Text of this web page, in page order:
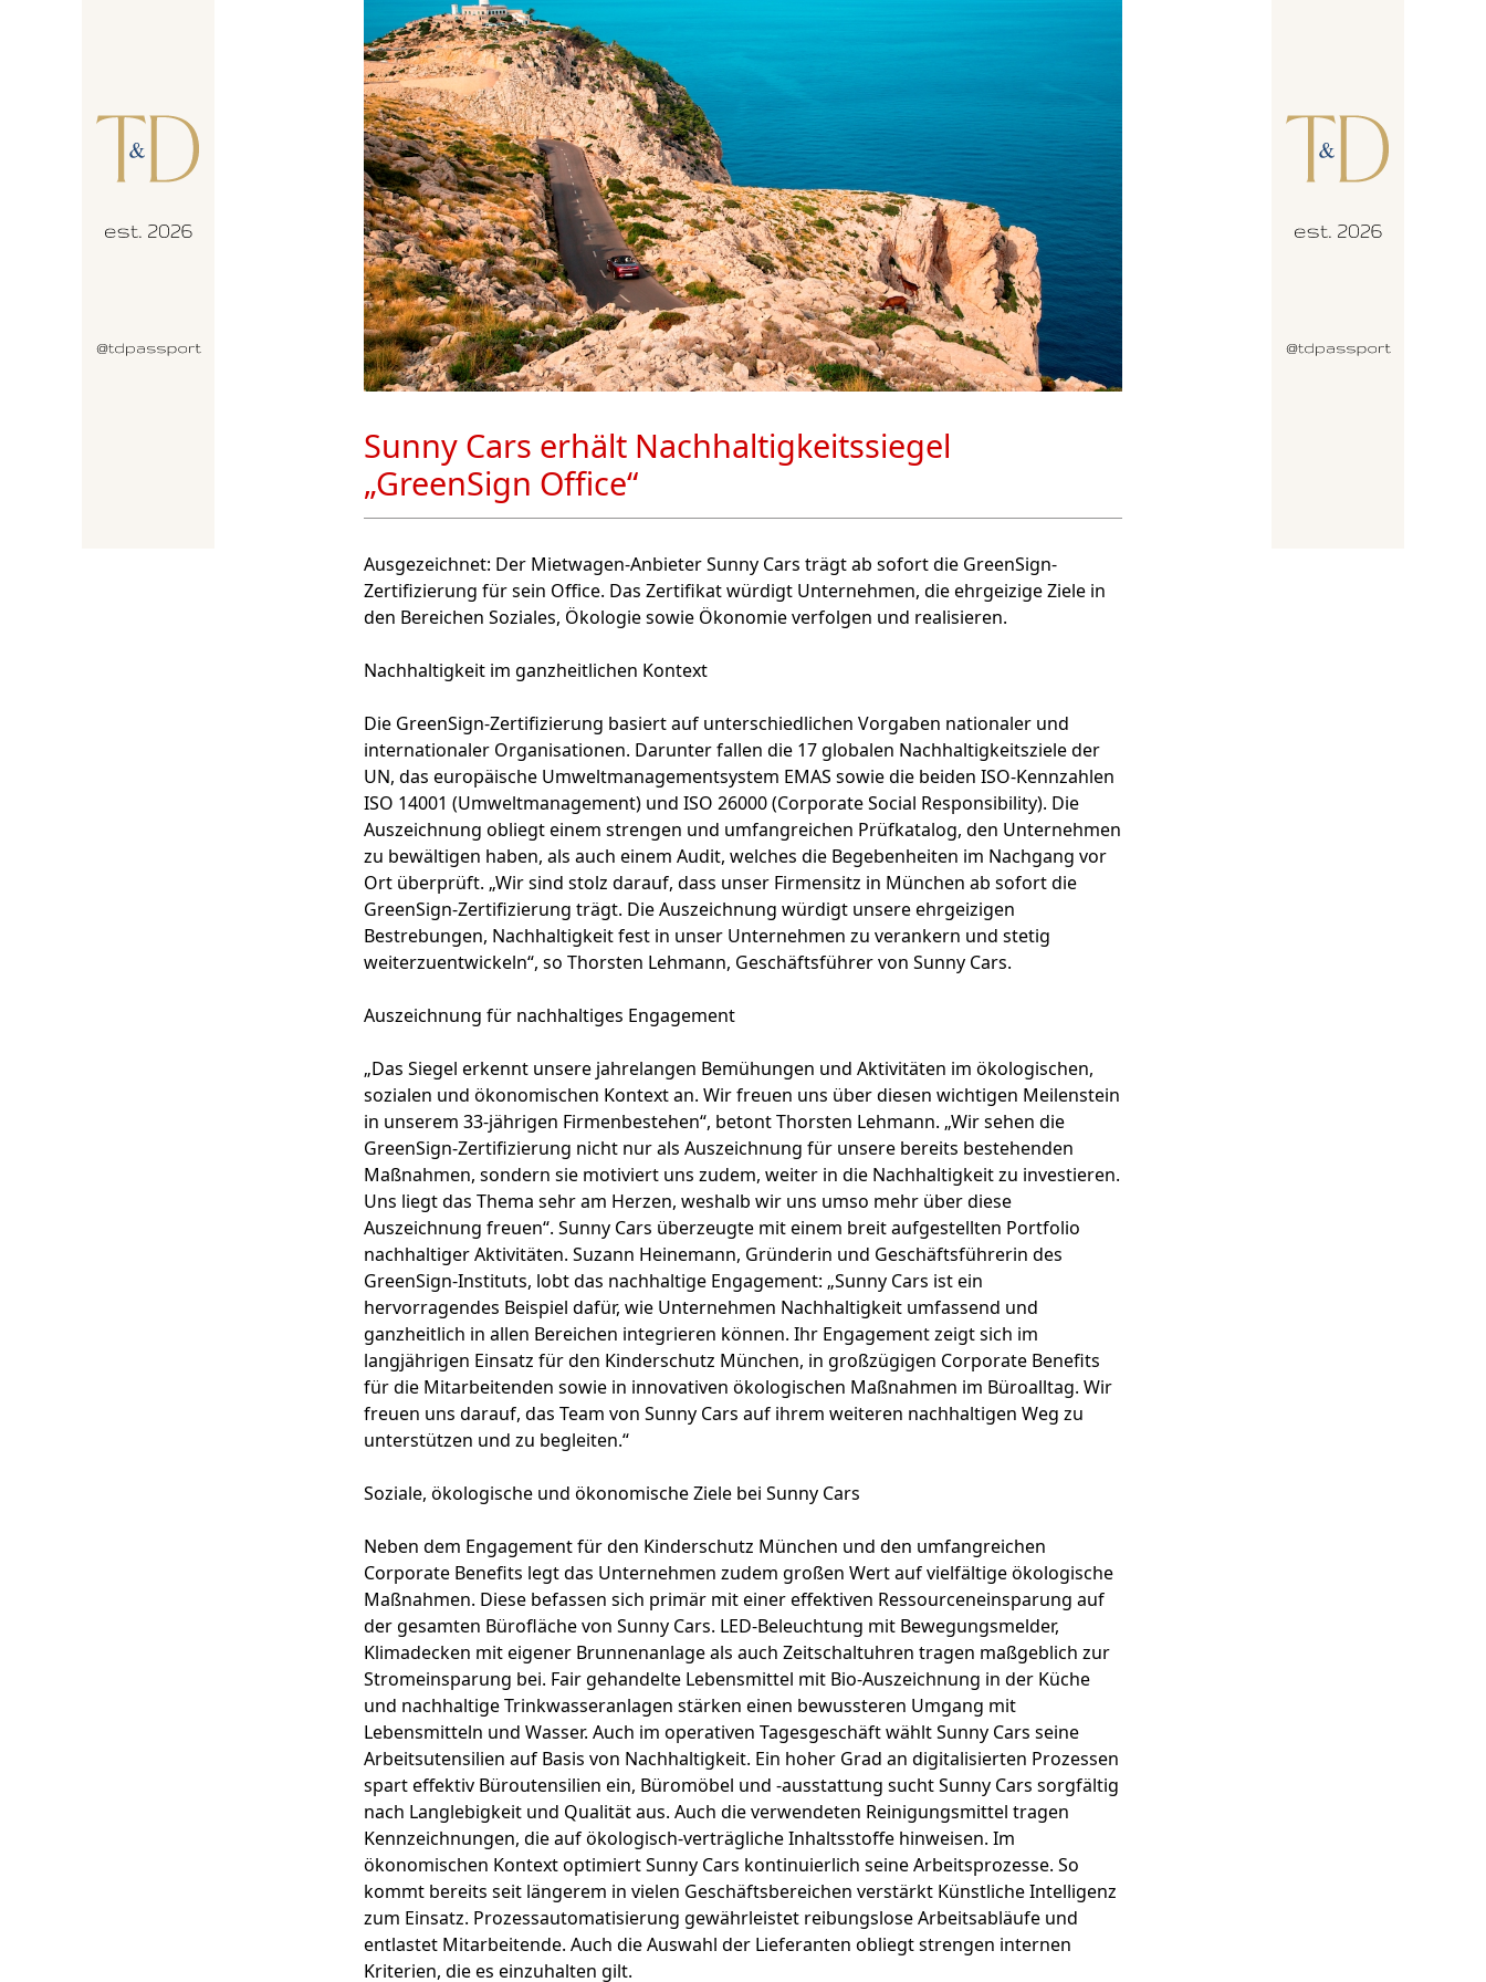
Sunny Cars erhält Nachhaltigkeitssiegel
„GreenSign Office“
Ausgezeichnet: Der Mietwagen-Anbieter Sunny Cars trägt ab sofort die GreenSign-
Zertifizierung für sein Office. Das Zertifikat würdigt Unternehmen, die ehrgeizige Ziele in
den Bereichen Soziales, Ökologie sowie Ökonomie verfolgen und realisieren.
Nachhaltigkeit im ganzheitlichen Kontext
Die GreenSign-Zertifizierung basiert auf unterschiedlichen Vorgaben nationaler und
internationaler Organisationen. Darunter fallen die 17 globalen Nachhaltigkeitsziele der
UN, das europäische Umweltmanagementsystem EMAS sowie die beiden ISO-Kennzahlen
ISO 14001 (Umweltmanagement) und ISO 26000 (Corporate Social Responsibility). Die
Auszeichnung obliegt einem strengen und umfangreichen Prüfkatalog, den Unternehmen
zu bewältigen haben, als auch einem Audit, welches die Begebenheiten im Nachgang vor
Ort überprüft. „Wir sind stolz darauf, dass unser Firmensitz in München ab sofort die
GreenSign-Zertifizierung trägt. Die Auszeichnung würdigt unsere ehrgeizigen
Bestrebungen, Nachhaltigkeit fest in unser Unternehmen zu verankern und stetig
weiterzuentwickeln“, so Thorsten Lehmann, Geschäftsführer von Sunny Cars.
Auszeichnung für nachhaltiges Engagement
„Das Siegel erkennt unsere jahrelangen Bemühungen und Aktivitäten im ökologischen,
sozialen und ökonomischen Kontext an. Wir freuen uns über diesen wichtigen Meilenstein
in unserem 33-jährigen Firmenbestehen“, betont Thorsten Lehmann. „Wir sehen die
GreenSign-Zertifizierung nicht nur als Auszeichnung für unsere bereits bestehenden
Maßnahmen, sondern sie motiviert uns zudem, weiter in die Nachhaltigkeit zu investieren.
Uns liegt das Thema sehr am Herzen, weshalb wir uns umso mehr über diese
Auszeichnung freuen“. Sunny Cars überzeugte mit einem breit aufgestellten Portfolio
nachhaltiger Aktivitäten. Suzann Heinemann, Gründerin und Geschäftsführerin des
GreenSign-Instituts, lobt das nachhaltige Engagement: „Sunny Cars ist ein
hervorragendes Beispiel dafür, wie Unternehmen Nachhaltigkeit umfassend und
ganzheitlich in allen Bereichen integrieren können. Ihr Engagement zeigt sich im
langjährigen Einsatz für den Kinderschutz München, in großzügigen Corporate Benefits
für die Mitarbeitenden sowie in innovativen ökologischen Maßnahmen im Büroalltag. Wir
freuen uns darauf, das Team von Sunny Cars auf ihrem weiteren nachhaltigen Weg zu
unterstützen und zu begleiten.“
Soziale, ökologische und ökonomische Ziele bei Sunny Cars
Neben dem Engagement für den Kinderschutz München und den umfangreichen
Corporate Benefits legt das Unternehmen zudem großen Wert auf vielfältige ökologische
Maßnahmen. Diese befassen sich primär mit einer effektiven Ressourceneinsparung auf
der gesamten Bürofläche von Sunny Cars. LED-Beleuchtung mit Bewegungsmelder,
Klimadecken mit eigener Brunnenanlage als auch Zeitschaltuhren tragen maßgeblich zur
Stromeinsparung bei. Fair gehandelte Lebensmittel mit Bio-Auszeichnung in der Küche
und nachhaltige Trinkwasseranlagen stärken einen bewussteren Umgang mit
Lebensmitteln und Wasser. Auch im operativen Tagesgeschäft wählt Sunny Cars seine
Arbeitsutensilien auf Basis von Nachhaltigkeit. Ein hoher Grad an digitalisierten Prozessen
spart effektiv Büroutensilien ein, Büromöbel und -ausstattung sucht Sunny Cars sorgfältig
nach Langlebigkeit und Qualität aus. Auch die verwendeten Reinigungsmittel tragen
Kennzeichnungen, die auf ökologisch-verträgliche Inhaltsstoffe hinweisen. Im
ökonomischen Kontext optimiert Sunny Cars kontinuierlich seine Arbeitsprozesse. So
kommt bereits seit längerem in vielen Geschäftsbereichen verstärkt Künstliche Intelligenz
zum Einsatz. Prozessautomatisierung gewährleistet reibungslose Arbeitsabläufe und
entlastet Mitarbeitende. Auch die Auswahl der Lieferanten obliegt strengen internen
Kriterien, die es einzuhalten gilt.